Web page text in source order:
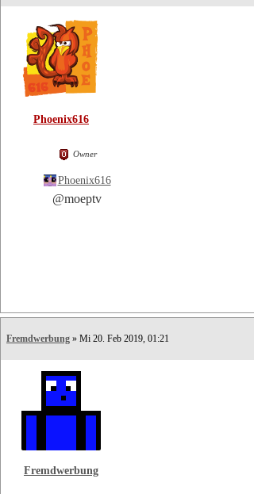
Phoenix616
Owner
Phoenix616
@moeptv
Fremdwerbung » Mi 20. Feb 2019, 01:21
Fremdwerbung